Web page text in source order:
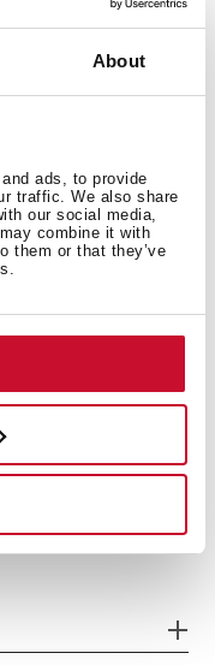
About
ads, to provide
traffic. We also share
our social media,
combine it with
them or that they’ve
до 19м2